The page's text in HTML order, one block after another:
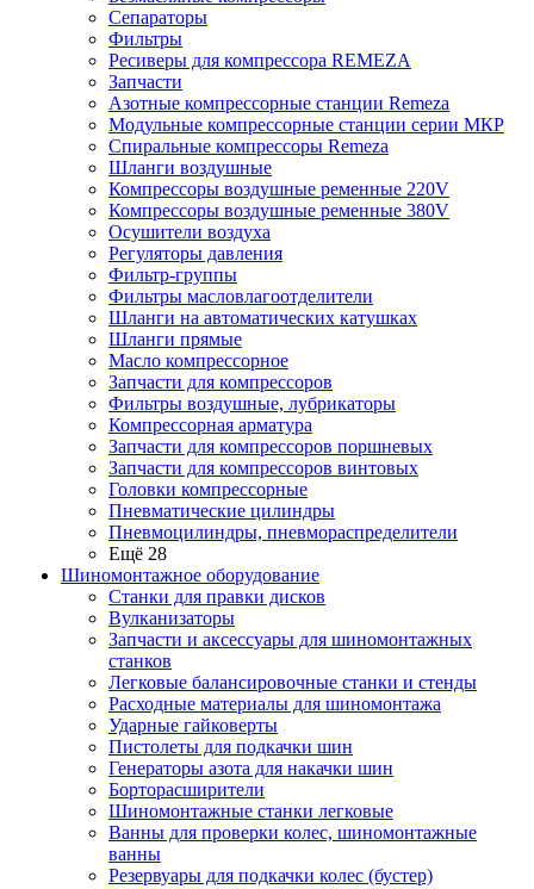
Сепараторы
Фильтры
Ресиверы для компрессора REMEZA
Запчасти
Азотные компрессорные станции Remeza
Модульные компрессорные станции серии МКР
Спиральные компрессоры Remeza
Шланги воздушные
Компрессоры воздушные ременные 220V
Компрессоры воздушные ременные 380V
Осушители воздуха
Регуляторы давления
Фильтр-группы
Фильтры масловлагоотделители
Шланги на автоматических катушках
Шланги прямые
Масло компрессорное
Запчасти для компрессоров
Фильтры воздушные, лубрикаторы
Компрессорная арматура
Запчасти для компрессоров поршневых
Запчасти для компрессоров винтовых
Головки компрессорные
Пневматические цилиндры
Пневмоцилиндры, пневмораспределители
Ещё 28
Шиномонтажное оборудование
Станки для правки дисков
Вулканизаторы
Запчасти и аксессуары для шиномонтажных
станков
Легковые балансировочные станки и стенды
Расходные материалы для шиномонтажа
Ударные гайковерты
Пистолеты для подкачки шин
Генераторы азота для накачки шин
Борторасширители
Шиномонтажные станки легковые
Ванны для проверки колес, шиномонтажные
ванны
Резервуары для подкачки колес (бустер)